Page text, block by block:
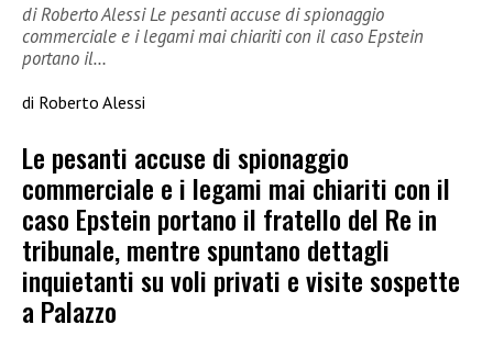
di Roberto Alessi Le pesanti accuse di spionaggio
commerciale e i legami mai chiariti con il caso Epstein
portano il…
di Roberto Alessi
Le pesanti accuse di spionaggio
commerciale e i legami mai chiariti con il
caso Epstein portano il fratello del Re in
tribunale, mentre spuntano dettagli
inquietanti su voli privati e visite sospette
a Palazzo